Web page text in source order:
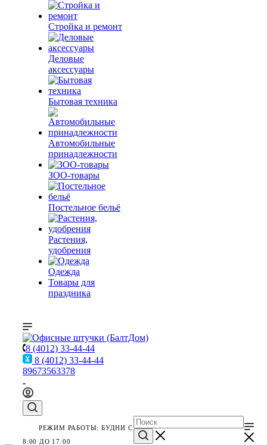
Стройка и ремонт
Деловые
аксессуары
Бытовая техника
Автомобильные
принадлежности
ЗОО-товары
Постельное бельё
Растения,
удобрения
Одежда
Товары для
праздника
8 (4012) 33-44-44
8 (4012) 33-44-44
89673563378
РЕЖИМ РАБОТЫ: БУДНИ С
8:00 ДО 17:00